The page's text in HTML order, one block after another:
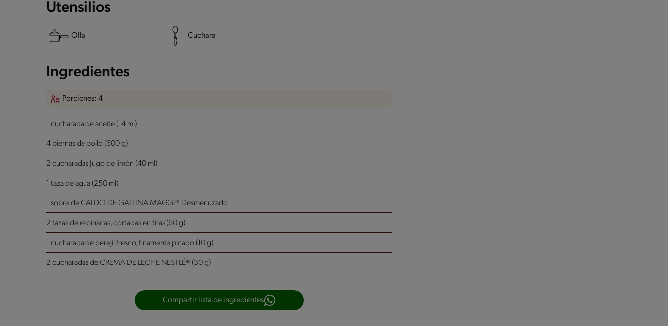
Utensilios
Olla Cuchara
Ingredientes
Porciones: 4
1 cucharada de aceite (14 ml)
4 piernas de pollo (600 g)
2 cucharadas Jugo de limón (40 ml)
1 taza de agua (250 ml)
1 sobre de CALDO DE GALLINA MAGGI® Desmenuzado
2 tazas de espinacas, cortadas en tiras (60 g)
1 cucharada de perejil fresco, finamente picado (10 g)
2 cucharadas de CREMA DE LECHE NESTLÉ® (30 g)
Compartir lista de ingredientes